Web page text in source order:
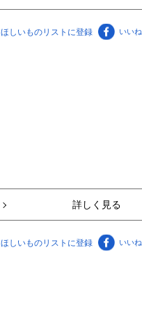
ほしいものリストに登録 いいね
詳しく見る
ほしいものリストに登録 いいね